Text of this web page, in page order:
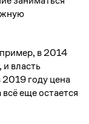
в 2014
власть
году цена
еще остается